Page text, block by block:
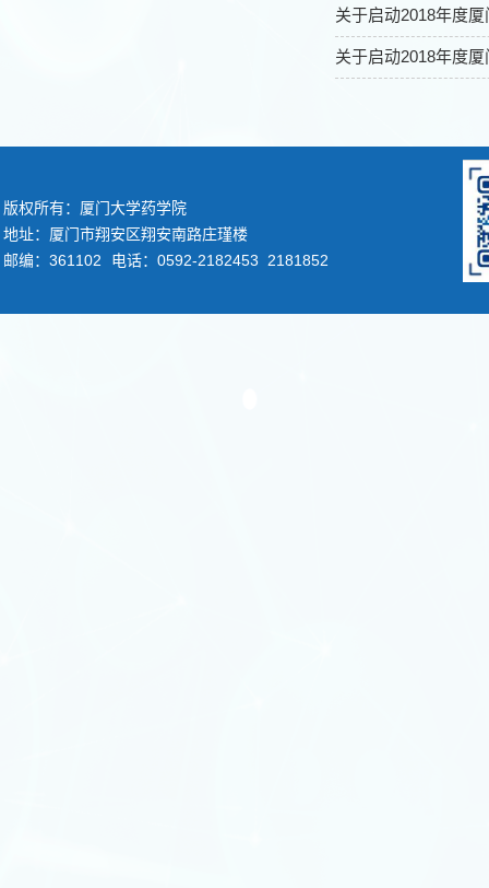
关于启动2018年度
关于启动2018年度
版权所有：厦门大学药学院
地址：厦门市翔安区翔安南路庄瑾楼
邮编：361102
电话：0592-2182453 2181852